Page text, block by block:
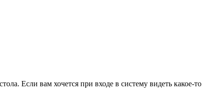
Если вам хочется при входе в систему видеть какое-то